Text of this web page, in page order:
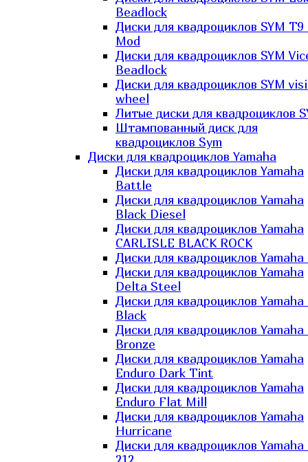
Beadlock
Диски для квадроциклов SYM T9
Mod
Диски для квадроциклов SYM
Beadlock
Диски для квадроциклов SYM
wheel
Литые диски для квадроциклов
Штампованный диск для
квадроциклов Sym
Диски для квадроциклов Yamaha
Диски для квадроциклов Yamaha
Battle
Диски для квадроциклов Yamaha
Black Diesel
Диски для квадроциклов Yamaha
CARLISLE BLACK ROCK
Диски для квадроциклов Yamaha
Диски для квадроциклов Yamaha
Delta Steel
Диски для квадроциклов
Black
Диски для квадроциклов
Bronze
Диски для квадроциклов Yamaha
Enduro Dark Tint
Диски для квадроциклов Yamaha
Enduro Flat Mill
Диски для квадроциклов Yamaha
Hurricane
Диски для квадроциклов